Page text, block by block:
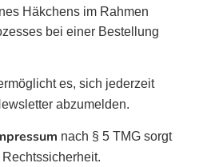
Häkchens im Rahmen
bei einer Bestellung
es, sich jederzeit
abzumelden.
nach § 5 TMG sorgt